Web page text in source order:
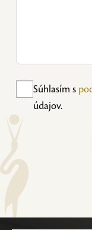
Súhlasím s
údajov.
Alternative: